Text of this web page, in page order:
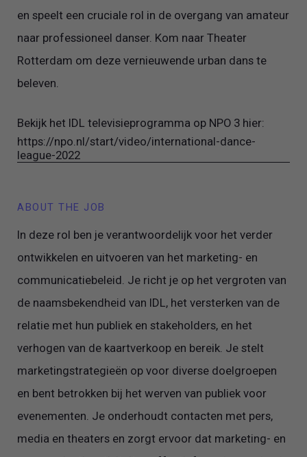
en speelt een cruciale rol in de overgang van amateur
naar professioneel danser. Kom naar Theater
Rotterdam om deze vernieuwende urban dans te
beleven.
Bekijk het IDL televisieprogramma op NPO 3 hier:
https://npo.nl/start/video/international-dance-
league-2022
ABOUT THE JOB
In deze rol ben je verantwoordelijk voor het verder
ontwikkelen en uitvoeren van het marketing- en
communicatiebeleid. Je richt je op het vergroten van
de naamsbekendheid van IDL, het versterken van de
relatie met hun publiek en stakeholders, en het
verhogen van de kaartverkoop en bereik. Je stelt
marketingstrategieën op voor diverse doelgroepen
en bent betrokken bij het werven van publiek voor
evenementen. Je onderhoudt contacten met pers,
media en theaters en zorgt ervoor dat marketing- en